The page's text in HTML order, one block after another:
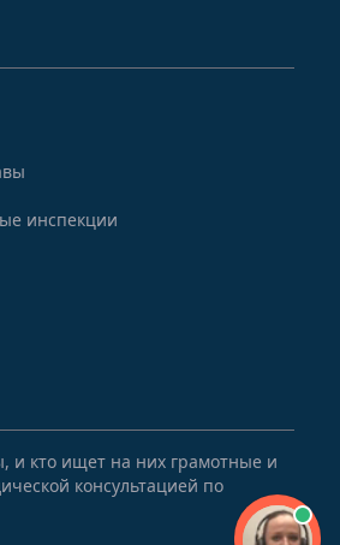
инспекции
и кто ищет на них грамотные и
консультацией по